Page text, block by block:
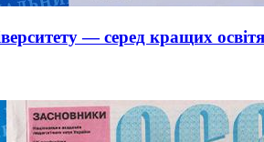
— серед кращих